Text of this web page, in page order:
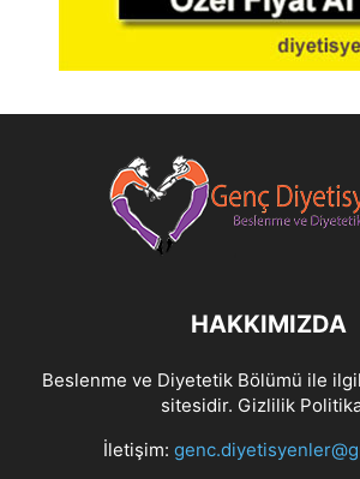
HAKKIMIZDA
Beslenme ve Diyetetik Bölümü ile
sitesidir. Gizlilik
İletişim: